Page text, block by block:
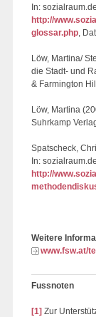
In:
http://
glossar.php ,
Löw, Martina/
die Stadt- und
& Farmington
Löw, Martina
Suhrkamp
Spatscheck,
In:
http://
Weitere
www.fsw.at/
Fussnoten
[1] Zur